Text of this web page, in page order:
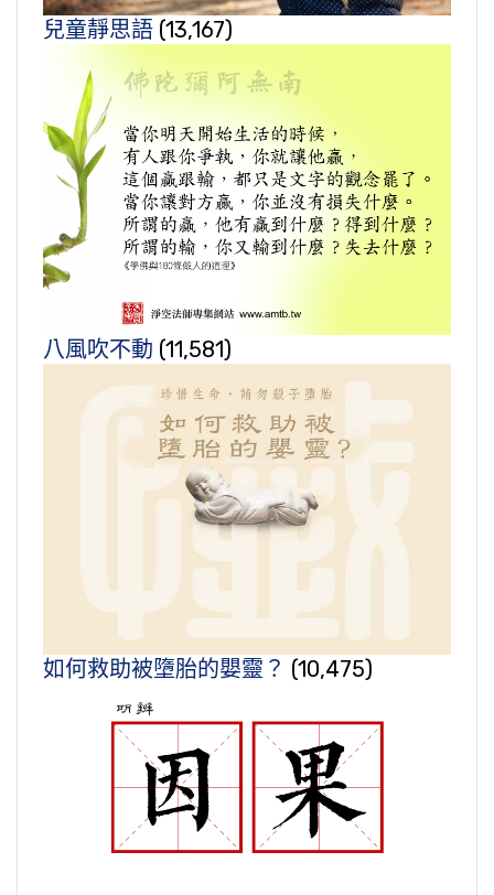
兒童靜思語 (13,167)
八風吹不動 (11,581)
如何救助被墮胎的嬰靈？ (10,475)